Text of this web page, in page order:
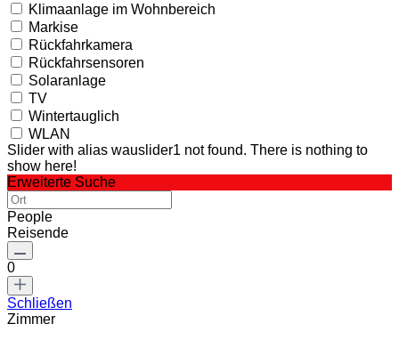
Klimaanlage im Wohnbereich
Markise
Rückfahrkamera
Rückfahrsensoren
Solaranlage
TV
Wintertauglich
WLAN
Slider with alias wauslider1 not found. There is nothing to
show here!
Erweiterte Suche
People
Reisende
0
Schließen
Zimmer